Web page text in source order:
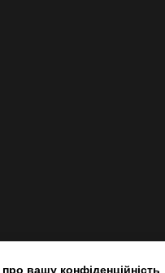
вашу конфіденційність